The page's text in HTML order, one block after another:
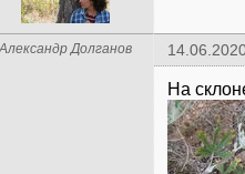
Долганов